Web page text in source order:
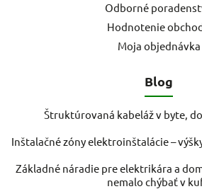
Odborné
Hodnotenie
Moja objednávka
Blog
Štruktúrovaná kabeláž v byte,
Inštalačné zóny elektroinštalácie –
Základné náradie pre elektrikára a
nemalo chýbať v